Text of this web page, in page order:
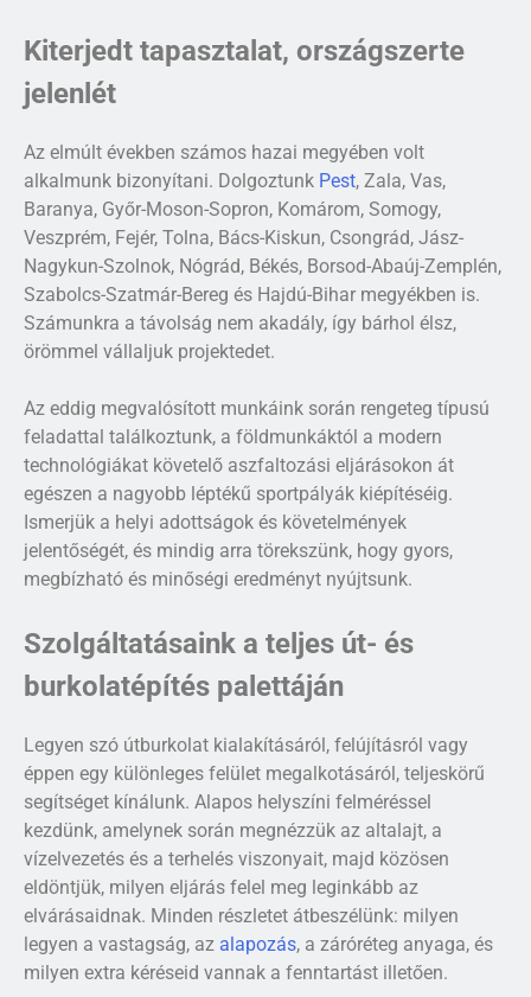
Kiterjedt tapasztalat, országszerte
jelenlét
Az elmúlt években számos hazai megyében volt
alkalmunk bizonyítani. Dolgoztunk Pest, Zala, Vas,
Baranya, Győr-Moson-Sopron, Komárom, Somogy,
Veszprém, Fejér, Tolna, Bács-Kiskun, Csongrád, Jász-
Nagykun-Szolnok, Nógrád, Békés, Borsod-Abaúj-Zemplén,
Szabolcs-Szatmár-Bereg és Hajdú-Bihar megyékben is.
Számunkra a távolság nem akadály, így bárhol élsz,
örömmel vállaljuk projektedet.
Az eddig megvalósított munkáink során rengeteg típusú
feladattal találkoztunk, a földmunkáktól a modern
technológiákat követelő aszfaltozási eljárásokon át
egészen a nagyobb léptékű sportpályák kiépítéséig.
Ismerjük a helyi adottságok és követelmények
jelentőségét, és mindig arra törekszünk, hogy gyors,
megbízható és minőségi eredményt nyújtsunk.
Szolgáltatásaink a teljes út- és
burkolatépítés palettáján
Legyen szó útburkolat kialakításáról, felújításról vagy
éppen egy különleges felület megalkotásáról, teljeskörű
segítséget kínálunk. Alapos helyszíni felméréssel
kezdünk, amelynek során megnézzük az altalajt, a
vízelvezetés és a terhelés viszonyait, majd közösen
eldöntjük, milyen eljárás felel meg leginkább az
elvárásaidnak. Minden részletet átbeszélünk: milyen
legyen a vastagság, az alapozás, a záróréteg anyaga, és
milyen extra kéréseid vannak a fenntartást illetően.